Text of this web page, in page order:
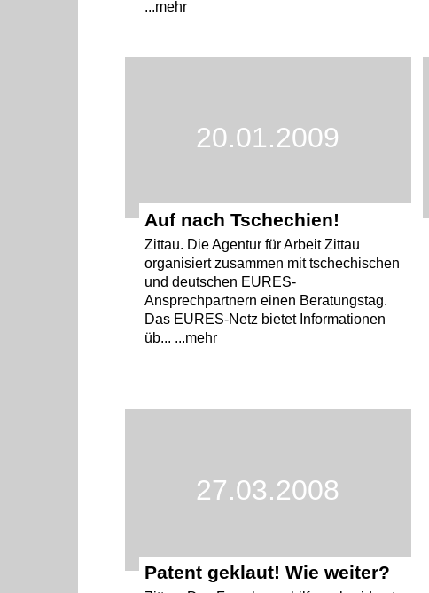
...mehr
20.01.2009
Auf nach Tschechien!
Zittau. Die Agentur für Arbeit Zittau
organisiert zusammen mit tschechischen
und deutschen EURES-
Ansprechpartnern einen Beratungstag.
Das EURES-Netz bietet Informationen
üb... ...mehr
27.03.2008
Patent geklaut! Wie weiter?